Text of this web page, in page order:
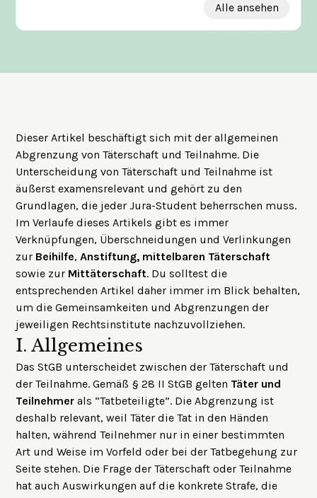
Alle ansehen
Dieser Artikel beschäftigt sich mit der allgemeinen
Abgrenzung von Täterschaft und Teilnahme. Die
Unterscheidung von Täterschaft und Teilnahme ist
äußerst examensrelevant und gehört zu den
Grundlagen, die jeder Jura-Student beherrschen muss.
Im Verlaufe dieses Artikels gibt es immer
Verknüpfungen, Überschneidungen und Verlinkungen
zur Beihilfe,Anstiftung, mittelbaren Täterschaft
sowie zur Mittäterschaft. Du solltest die
entsprechenden Artikel daher immer im Blick behalten,
um die Gemeinsamkeiten und Abgrenzungen der
jeweiligen Rechtsinstitute nachzuvollziehen.
I. Allgemeines
Das StGB unterscheidet zwischen der Täterschaft und
der Teilnahme. Gemäß § 28 II StGB gelten Täter und
Teilnehmer als “Tatbeteiligte”. Die Abgrenzung ist
deshalb relevant, weil Täter die Tat in den Händen
halten, während Teilnehmer nur in einer bestimmten
Art und Weise im Vorfeld oder bei der Tatbegehung zur
Seite stehen. Die Frage der Täterschaft oder Teilnahme
hat auch Auswirkungen auf die konkrete Strafe, die